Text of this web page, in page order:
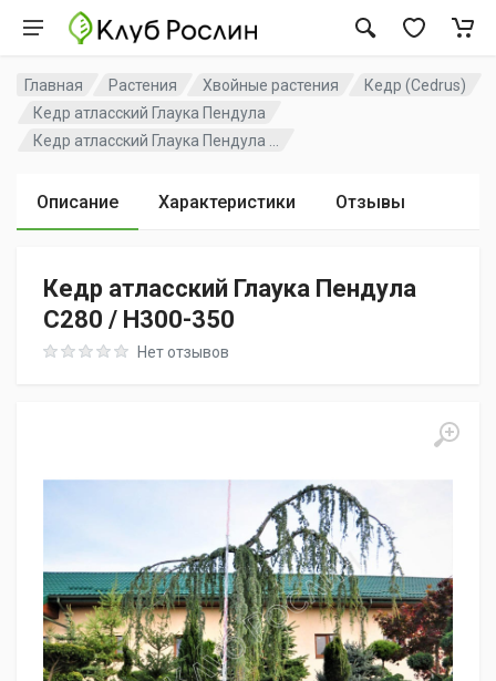
Главная Растения Хвойные растения
Кедр (Cedrus)
Кедр атласский Глаука Пендула
Кедр атласский Глаука Пендула ...
Описание Характеристики Отзывы
Кедр атласский Глаука Пендула
C280 / H300-350
Rating: 0 out of 5Нет отзывов